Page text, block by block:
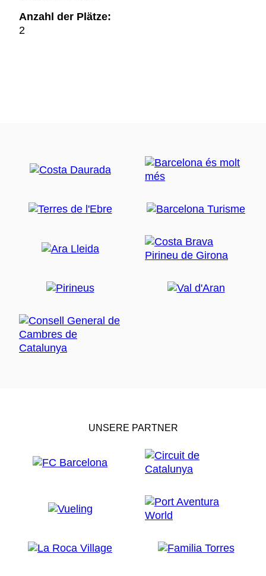
Anzahl der Plätze:
2
UNSERE PARTNER